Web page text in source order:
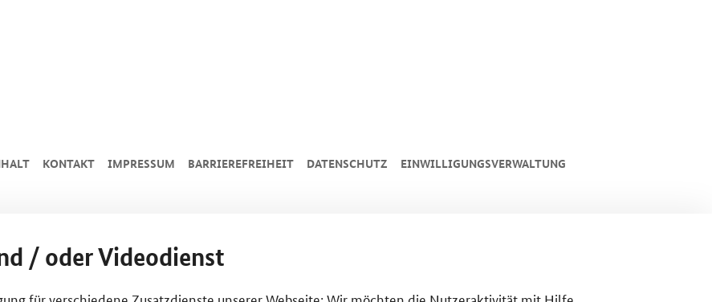
KONTAKT IMPRESSUM BARRIEREFREIHEIT DATENSCHUTZ EINWILLIGUNGSVERWALTUNG
/ oder Videodienst